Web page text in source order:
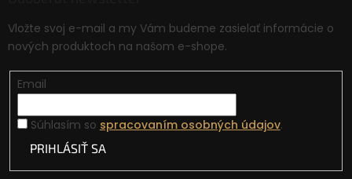
Vložte svoj e-mail a my Vám budeme zasielať informácie o
nových produktoch na našom e-shope.
Email
Súhlasím so spracovaním osobných údajov.
PRIHLÁSIŤ SA